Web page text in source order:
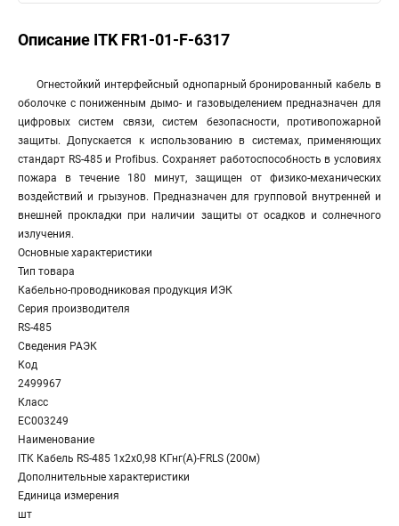
Описание ITK FR1-01-F-6317
Огнестойкий интерфейсный однопарный бронированный кабель в
оболочке с пониженным дымо- и газовыделением предназначен для
цифровых систем связи, систем безопасности, противопожарной
защиты. Допускается к использованию в системах, применяющих
стандарт RS-485 и Profibus. Сохраняет работоспособность в условиях
пожара в течение 180 минут, защищен от физико-механических
воздействий и грызунов. Предназначен для групповой внутренней и
внешней прокладки при наличии защиты от осадков и солнечного
излучения.
Основные характеристики
Тип товара
Кабельно-проводниковая продукция ИЭК
Серия производителя
RS-485
Сведения РАЭК
Код
2499967
Класс
EC003249
Наименование
ITK Кабель RS-485 1х2х0,98 КГнг(А)-FRLS (200м)
Дополнительные характеристики
Единица измерения
шт